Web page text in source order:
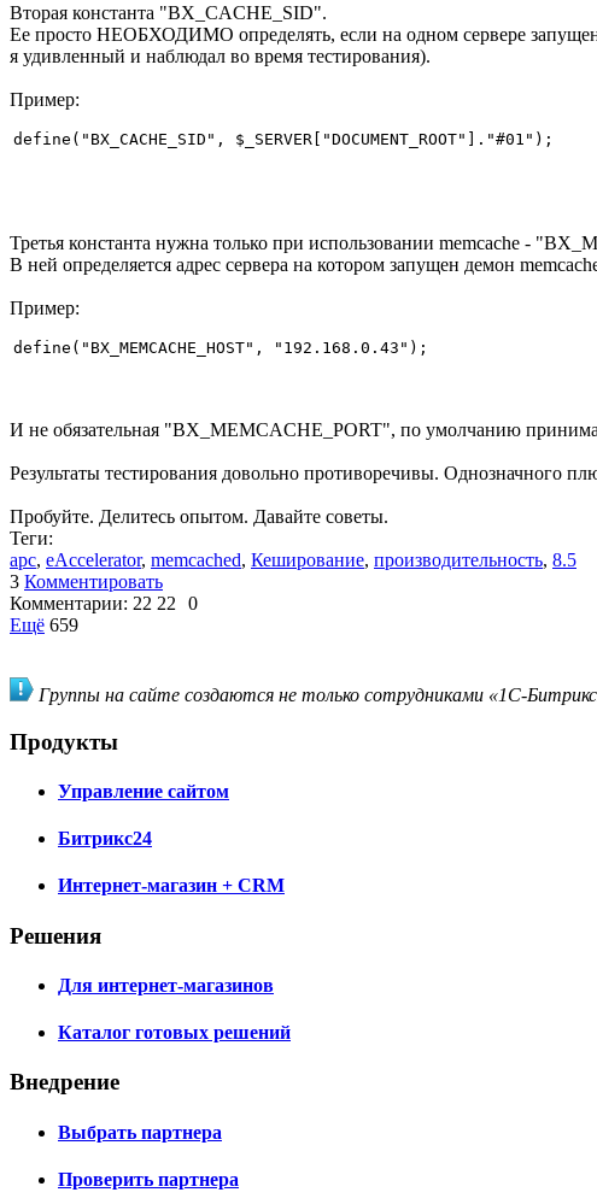
Вторая константа "BX_CACHE_SID".
Ее просто НЕОБХОДИМО определять, если на одном сервере
я удивленный и наблюдал во время тестирования).
Пример:
define("BX_CACHE_SID", $_SERVER["DOCUMENT_ROOT"]."#01");
Третья константа нужна только при использовании memcache -
В ней определяется адрес сервера на котором запущен демон
Пример:
define("BX_MEMCACHE_HOST", "192.168.0.43");
И не обязательная "BX_MEMCACHE_PORT", по умолчанию
Результаты тестирования довольно противоречивы. Однозначного
Пробуйте. Делитесь опытом. Давайте советы.
Теги:
apc, eAccelerator, memcached, Кеширование, производительность, 8.5
3 Комментировать
Комментарии: 22 22
0
Ещё 659
Группы на сайте создаются не только сотрудниками «1С-
Продукты
Управление сайтом
Битрикс24
Интернет-магазин + CRM
Решения
Для интернет-магазинов
Каталог готовых решений
Внедрение
Выбрать партнера
Проверить партнера